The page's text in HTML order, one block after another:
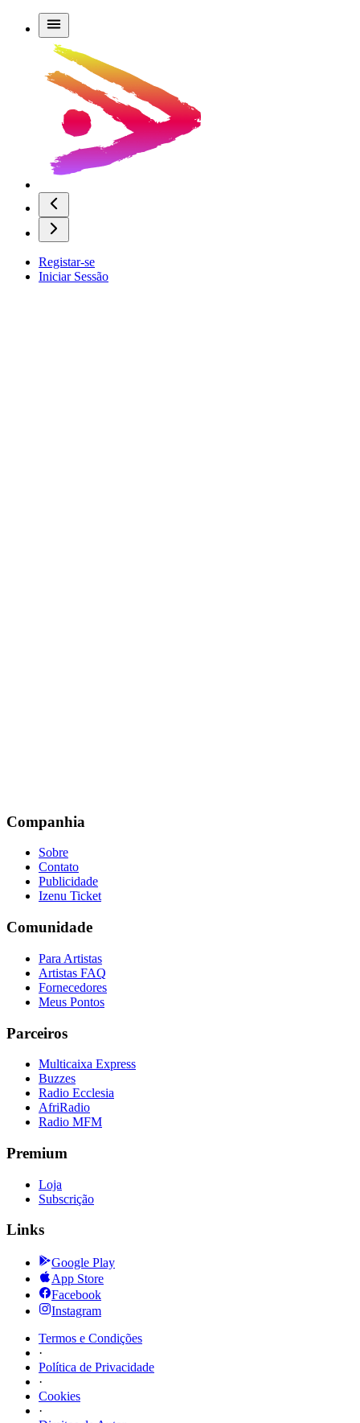
Registar-se
Iniciar Sessão
Companhia
Sobre
Contato
Publicidade
Izenu Ticket
Comunidade
Para Artistas
Artistas FAQ
Fornecedores
Meus Pontos
Parceiros
Multicaixa Express
Buzzes
Radio Ecclesia
AfriRadio
Radio MFM
Premium
Loja
Subscrição
Links
Google Play
App Store
Facebook
Instagram
Termos e Condições
·
Política de Privacidade
·
Cookies
·